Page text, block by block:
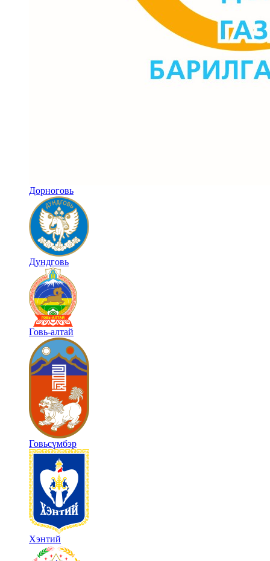
Дорноговь
Дундговь
Говь-алтай
Говьсүмбэр
Хэнтий